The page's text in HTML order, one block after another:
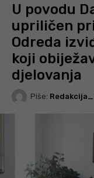
U povodu
upriličen
Odreda
koji
djelovanja
Piše: